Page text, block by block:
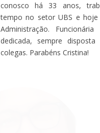
conosco há 33 anos,
tempo no setor UBS e
Administração.
dedicada, sempre
colegas. Parabéns Cristina!